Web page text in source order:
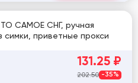
СНГ, ручная
приветные прокси
131.25 ₽
202.50 -35%